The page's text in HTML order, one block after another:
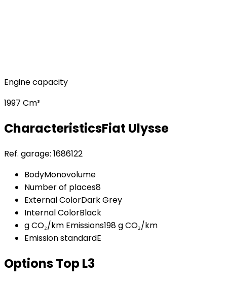
Engine capacity
1997 Cm³
CharacteristicsFiat Ulysse
Ref. garage: 1686122
BodyMonovolume
Number of places8
External ColorDark Grey
Internal ColorBlack
g CO₂/km Emissions198 g CO₂/km
Emission standardE
OptionsTop L3